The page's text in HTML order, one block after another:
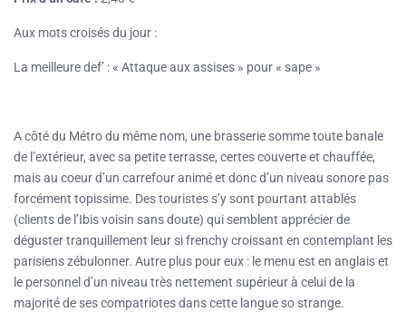
Aux mots croisés du jour :
La meilleure def’ : « Attaque aux assises » pour « sape »
A côté du Métro du même nom, une brasserie somme toute banale
de l’extérieur, avec sa petite terrasse, certes couverte et chauffée,
mais au coeur d’un carrefour animé et donc d’un niveau sonore pas
forcément topissime. Des touristes s’y sont pourtant attablés
(clients de l’Ibis voisin sans doute) qui semblent apprécier de
déguster tranquillement leur si frenchy croissant en contemplant les
parisiens zébulonner. Autre plus pour eux : le menu est en anglais et
le personnel d’un niveau très nettement supérieur à celui de la
majorité de ses compatriotes dans cette langue so strange.